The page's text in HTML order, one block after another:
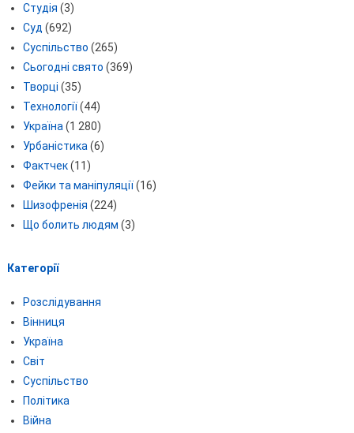
Студія (3)
Суд (692)
Суспільство (265)
Сьогодні свято (369)
Творці (35)
Технології(44)
Україна (1 280)
Урбаністика (6)
Фактчек(11)
Фейки та маніпуляції(16)
Шизофренія (224)
Що болить людям (3)
Категорії
Розслідування
Вінниця
Україна
Світ
Суспільство
Політика
Війна